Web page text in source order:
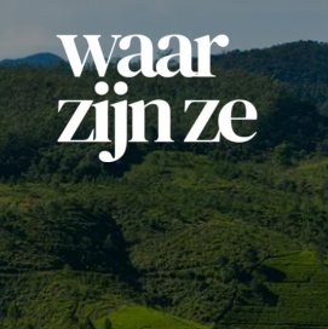
naar
inhoud